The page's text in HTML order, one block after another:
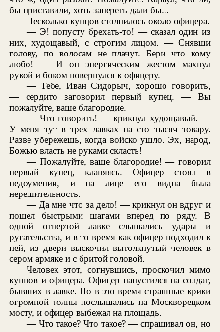
бы приставили, хоть запереть дали бы...
Несколько купцов столпилось около офицера.
— Э! попусту брехать-то! — сказал один из
них, худощавый, с строгим лицом. — Снявши
голову, по волосам не плачут. Бери что кому
любо! — И он энергическим жестом махнул
рукой и боком повернулся к офицеру.
— Тебе, Иван Сидорыч, хорошо говорить,
— сердито заговорил первый купец. — Вы
пожалуйте, ваше благородие.
— Что говорить! — крикнул худощавый. —
У меня тут в трех лавках на сто тысяч товару.
Разве убережешь, когда войско ушло. Эх, народ,
Божью власть не руками скласть!
— Пожалуйте, ваше благородие! — говорил
первый купец, кланяясь. Офицер стоял в
недоумении, и на лице его видна была
нерешительность.
— Да мне что за дело! — крикнул он вдруг и
пошел быстрыми шагами вперед по ряду. В
одной отпертой лавке слышались удары и
ругательства, и в то время как офицер подходил к
ней, из двери выскочил вытолкнутый человек в
сером армяке и с бритой головой.
Человек этот, согнувшись, проскочил мимо
купцов и офицера. Офицер напустился на солдат,
бывших в лавке. Но в это время страшные крики
огромной толпы послышались на Москворецком
мосту, и офицер выбежал на площадь.
— Что такое? Что такое? — спрашивал он, но